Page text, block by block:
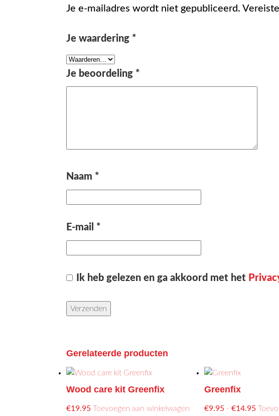
Je e-mailadres wordt niet gepubliceerd.
Je waardering *
Je beoordeling *
Naam *
E-mail *
Ik heb gelezen en ga akkoord met het
Gerelateerde producten
Wood care kit Greenfix
€19.95 Toevoegen aan winkelwagen
Greenfix
€9.95 - €14.95